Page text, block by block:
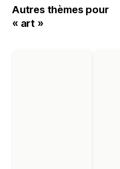
Autres thèmes pour
« art »